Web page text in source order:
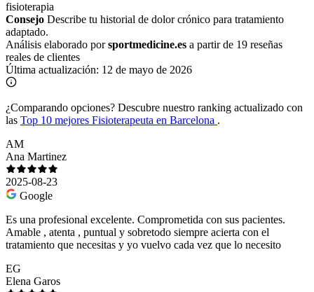
fisioterapia
Consejo Describe tu historial de dolor crónico para tratamiento
adaptado.
Análisis elaborado porsportmedicine.es a partir de 19 reseñas
reales de clientes
Última actualización: 12 de mayo de 2026
¿Comparando opciones? Descubre nuestro ranking actualizado con
las Top 10 mejores Fisioterapeuta en Barcelona .
AM
Ana Martinez
2025-08-23
Google
Es una profesional excelente. Comprometida con sus pacientes.
Amable , atenta , puntual y sobretodo siempre acierta con el
tratamiento que necesitas y yo vuelvo cada vez que lo necesito
EG
Elena Garos